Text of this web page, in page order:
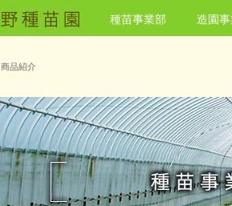
種苗事業部 造園
商品紹介